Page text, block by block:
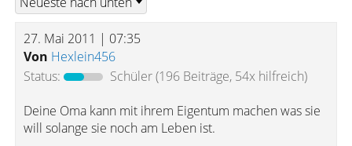
27. Mai 2011 | 07:35
Von Hexlein456
Status:
Schüler(196 Beiträge, 54x hilfreich)
Deine Oma kann mit ihrem Eigentum machen was sie
will solange sie noch am Leben ist.